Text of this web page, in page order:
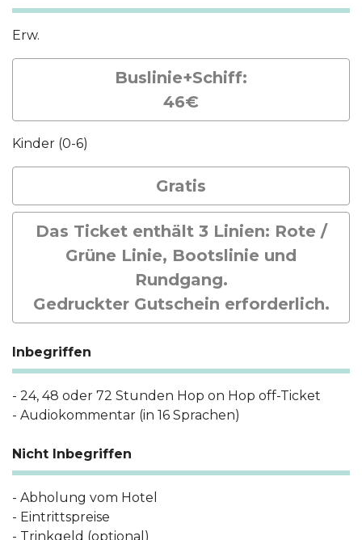
Erw.
Buslinie+Schiff:
46€
Kinder (0-6)
Gratis
Das Ticket enthält 3 Linien: Rote /
Grüne Linie, Bootslinie und
Rundgang.
Gedruckter Gutschein erforderlich.
Inbegriffen
- 24, 48 oder 72 Stunden Hop on Hop off-Ticket
- Audiokommentar (in 16 Sprachen)
Nicht Inbegriffen
- Abholung vom Hotel
- Eintrittspreise
- Trinkgeld (optional)